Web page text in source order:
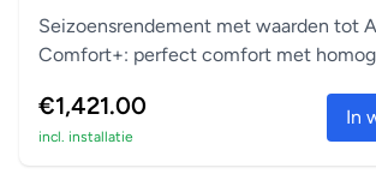
Seizoensrendement met waarden tot
Comfort+: perfect comfort met
€1,421.00
incl. installatie
In